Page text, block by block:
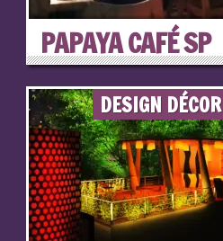
PAPAYA CAFÉ SP
DESIGN DÉCOR